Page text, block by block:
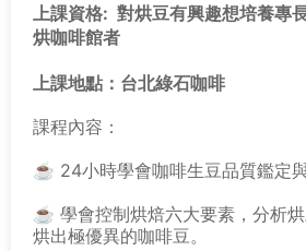
上課資格: 對烘豆有興趣想培養專
烘咖啡館者
上課地點：台北綠石咖啡
課程內容：
☕ 24小時學會咖啡生豆品質鑑定
☕ 學會控制烘焙六大要素，分析烘
烘出極優異的咖啡豆。